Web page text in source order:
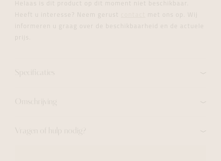
Helaas is dit product op dit moment niet beschikbaar.
Heeft u interesse? Neem gerust
met ons op. Wij
informeren u graag over de beschikbaarheid en de actuele
prijs.
Specificaties
Omschrijving
Vragen of hulp nodig?